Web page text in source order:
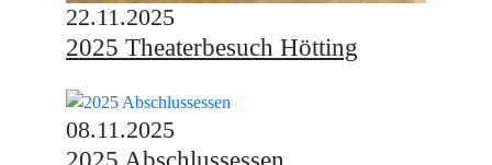
22.11.2025
2025 Theaterbesuch Hötting
08.11.2025